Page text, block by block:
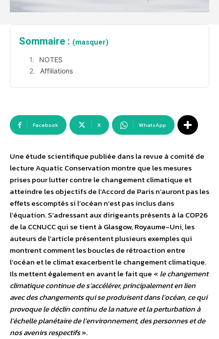
Sommaire : (masquer)
NOTES
Affiliations
Facebook X WhatsApp
Une étude scientifique publiée dans la revue à comité de
lecture Aquatic Conservation montre que les mesures
prises pour lutter contre le changement climatique et
atteindre les objectifs de l’Accord de Paris n’auront pas les
effets escomptés si l’océan n’est pas inclus dans
l’équation. S’adressant aux dirigeants présents à la COP26
de la CCNUCC qui se tient à Glasgow, Royaume-Uni, les
auteurs de l’article présentent plusieurs exemples qui
montrent comment les boucles de rétroaction entre
l’océan et le climat exacerbent le changement climatique.
Ils mettent également en avant le fait que « le changement
climatique continue de s’accélérer, principalement en lien
avec des changements qui se produisent dans l’océan, ce qui
provoque le déclin continu de la nature et la perturbation à
l’échelle planétaire de l’environnement, des personnes et de
nos avenirs respectifs».